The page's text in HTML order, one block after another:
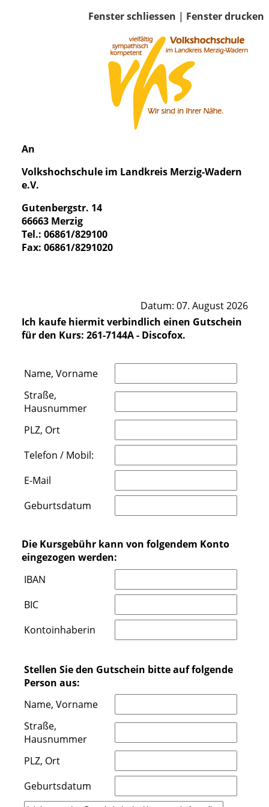
Fenster schliessen | Fenster drucken
An
Volkshochschule im Landkreis Merzig-Wadern
e.V.
Gutenbergstr. 14
66663 Merzig
Tel.: 06861/829100
Fax: 06861/8291020
Datum: 07. August 2026
Ich kaufe hiermit verbindlich einen Gutschein
für den Kurs: 261-7144A - Discofox.
Name, Vorname
Straße,
Hausnummer
PLZ, Ort
Telefon / Mobil:
E-Mail
Geburtsdatum
Die Kursgebühr kann von folgendem Konto
eingezogen werden:
IBAN
BIC
Kontoinhaberin
Stellen Sie den Gutschein bitte auf folgende
Person aus:
Name, Vorname
Straße,
Hausnummer
PLZ, Ort
Geburtsdatum